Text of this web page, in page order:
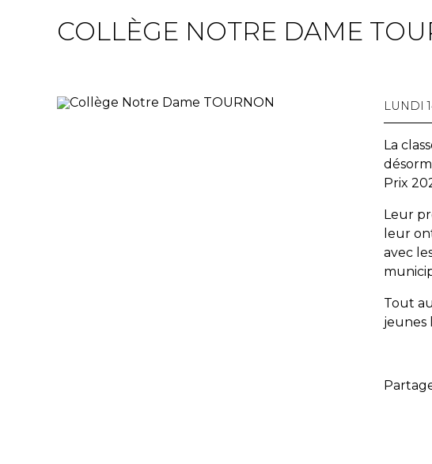
COLLÈGE NOTRE DAME
LUNDI
La
Prix
Leur
leur
avec
Tout
jeunes